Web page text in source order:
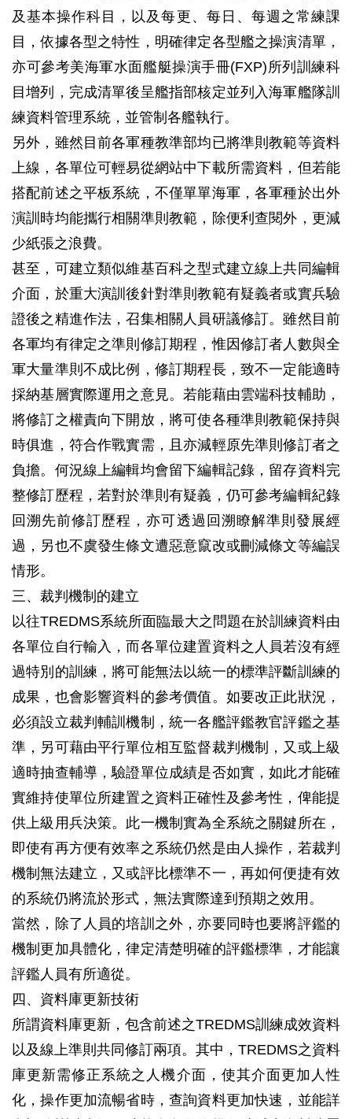
及基本操作科目，以及每更、每日、每週之常練課
目，依據各型之特性，明確律定各型艦之操演清單，
亦可參考美海軍水面艦艇操演手冊(FXP)所列訓練科
目增列，完成清單後呈艦指部核定並列入海軍艦隊訓
練資料管理系統，並管制各艦執行。
另外，雖然目前各軍種教準部均已將準則教範等資料
上線，各單位可輕易從網站中下載所需資料，但若能
搭配前述之平板系統，不僅單單海軍，各軍種於出外
演訓時均能攜行相關準則教範，除便利查閱外，更減
少紙張之浪費。
甚至，可建立類似維基百科之型式建立線上共同編輯
介面，於重大演訓後針對準則教範有疑義者或實兵驗
證後之精進作法，召集相關人員研議修訂。雖然目前
各軍均有律定之準則修訂期程，惟因修訂者人數與全
軍大量準則不成比例，修訂期程長，致不一定能適時
採納基層實際運用之意見。若能藉由雲端科技輔助，
將修訂之權責向下開放，將可使各種準則教範保持與
時俱進，符合作戰實需，且亦減輕原先準則修訂者之
負擔。何況線上編輯均會留下編輯記錄，留存資料完
整修訂歷程，若對於準則有疑義，仍可參考編輯紀錄
回溯先前修訂歷程，亦可透過回溯瞭解準則發展經
過，另也不虞發生條文遭惡意竄改或刪減條文等編誤
情形。
三、裁判機制的建立
以往TREDMS系統所面臨最大之問題在於訓練資料由
各單位自行輸入，而各單位建置資料之人員若沒有經
過特別的訓練，將可能無法以統一的標準評斷訓練的
成果，也會影響資料的參考價值。如要改正此狀況，
必須設立裁判輔訓機制，統一各艦評鑑教官評鑑之基
準，另可藉由平行單位相互監督裁判機制，又或上級
適時抽查輔導，驗證單位成績是否如實，如此才能確
實維持使單位所建置之資料正確性及參考性，俾能提
供上級用兵決策。此一機制實為全系統之關鍵所在，
即使有再方便有效率之系統仍然是由人操作，若裁判
機制無法建立，又或評比標準不一，再如何便捷有效
的系統仍將流於形式，無法實際達到預期之效用。
當然，除了人員的培訓之外，亦要同時也要將評鑑的
機制更加具體化，律定清楚明確的評鑑標準，才能讓
評鑑人員有所適從。
四、資料庫更新技術
所謂資料庫更新，包含前述之TREDMS訓練成效資料
以及線上準則共同修訂兩項。其中，TREDMS之資料
庫更新需修正系統之人機介面，使其介面更加人性
化，操作更加流暢省時，查詢資料更加快速，並能詳